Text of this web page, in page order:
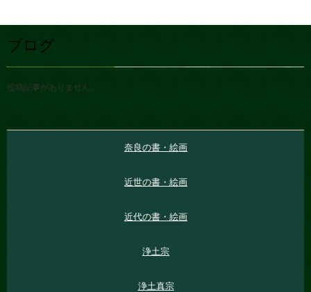
ブログ
投稿記事がありません。
奈良の書・絵画
近世の書・絵画
近代の書・絵画
浄土宗
浄土真宗